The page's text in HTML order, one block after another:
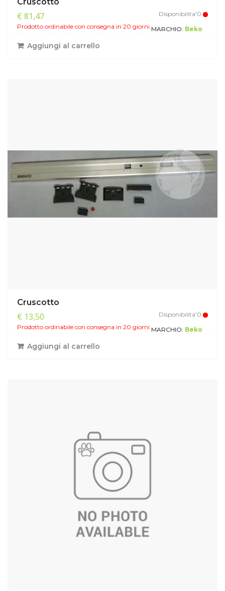
€ 81,47
Disponibilita'0
Prodotto ordinabile con consegna in 20 giorni.MARCHIO: Beko
Aggiungi al carrello
Cruscotto
€ 13,50
Disponibilita'0
Prodotto ordinabile con consegna in 20 giorni.MARCHIO: Beko
Aggiungi al carrello